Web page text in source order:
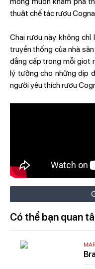
thuật chế tác rượu
Chai rượu này không
truyền thống của nhà
đẳng cấp trong mỗi giọt
lý tưởng cho những dịp
người yêu thích rượu
Có thể bạn quan